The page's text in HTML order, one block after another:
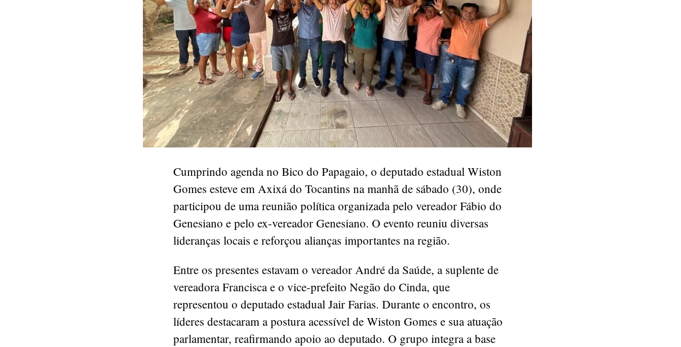
Cumprindo agenda no Bico do Papagaio, o deputado estadual Wiston
Gomes esteve em Axixá do Tocantins na manhã de sábado (30), onde
participou de uma reunião política organizada pelo vereador Fábio do
Genesiano e pelo ex-vereador Genesiano. O evento reuniu diversas
lideranças locais e reforçou alianças importantes na região.
Entre os presentes estavam o vereador André da Saúde, a suplente de
vereadora Francisca e o vice-prefeito Negão do Cinda, que
representou o deputado estadual Jair Farias. Durante o encontro, os
líderes destacaram a postura acessível de Wiston Gomes e sua atuação
parlamentar, reafirmando apoio ao deputado. O grupo integra a base